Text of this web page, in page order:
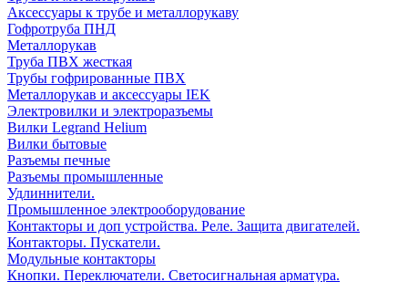
Аксессуары к трубе и металлорукаву
Гофротруба ПНД
Металлорукав
Труба ПВХ жесткая
Трубы гофрированные ПВХ
Металлорукав и аксессуары IEK
Электровилки и электроразъемы
Вилки Legrand Helium
Вилки бытовые
Разъемы печные
Разъемы промышленные
Удлиннители.
Промышленное электрооборудование
Контакторы и доп устройства. Реле. Защита двигателей.
Контакторы. Пускатели.
Модульные контакторы
Кнопки. Переключатели. Светосигнальная арматура.